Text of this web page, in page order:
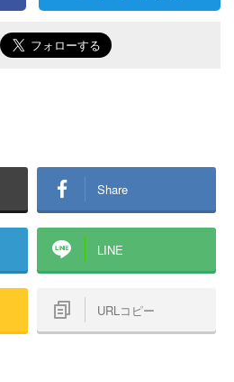
Share
LINE
URLコピー